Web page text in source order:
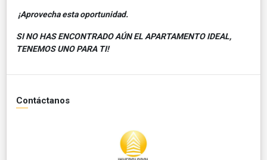
¡Aprovecha esta oportunidad.
SI NO HAS ENCONTRADO AÚN EL APARTAMENTO IDEAL,
TENEMOS UNO PARA TI!
Contáctanos